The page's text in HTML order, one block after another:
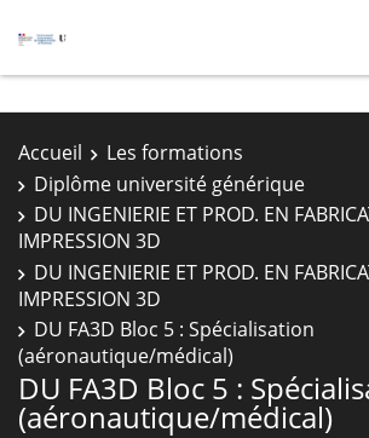
Accueil
Les formations
Diplôme université générique
DU INGENIERIE ET PROD. EN
IMPRESSION 3D
DU INGENIERIE ET PROD. EN
IMPRESSION 3D
DU FA3D Bloc 5 : Spécialisation
(aéronautique/médical)
DU FA3D Bloc 5 :
(aéronautique/médical)